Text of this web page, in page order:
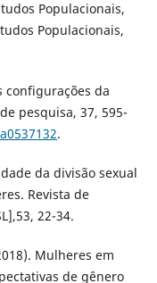
Populacionais,
Populacionais,
configurações da
pesquisa, 37, 595-
.
da divisão sexual
Revista de
22-34.
Mulheres em
de gênero